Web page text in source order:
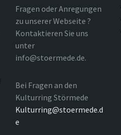
Fragen oder Anregungen
zu unserer Webseite ?
Kontaktieren Sie uns
unter
info@stoermede.de.
Bei Fragen an den
Kulturring Störmede
Kulturring@stoermede.d
e